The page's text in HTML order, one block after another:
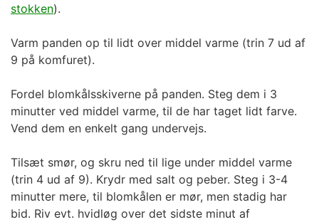
stokken).
Varm panden op til lidt over middel varme (trin 7 ud af
9 på komfuret).
Fordel blomkålsskiverne på panden. Steg dem i 3
minutter ved middel varme, til de har taget lidt farve.
Vend dem en enkelt gang undervejs.
Tilsæt smør, og skru ned til lige under middel varme
(trin 4 ud af 9). Krydr med salt og peber. Steg i 3-4
minutter mere, til blomkålen er mør, men stadig har
bid. Riv evt. hvidløg over det sidste minut af